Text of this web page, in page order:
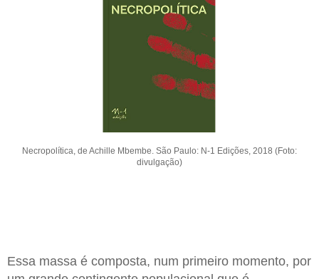
Necropolítica, de Achille Mbembe. São Paulo: N-1 Edições, 2018 (Foto:
divulgação)
Essa massa é composta, num primeiro momento, por